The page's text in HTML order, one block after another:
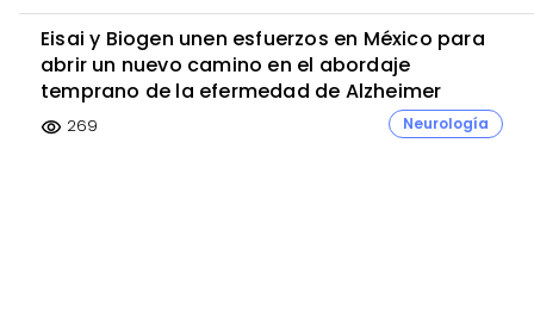
Eisai y Biogen unen esfuerzos en México para
abrir un nuevo camino en el abordaje
temprano de la efermedad de Alzheimer
visibility 269 Neurología